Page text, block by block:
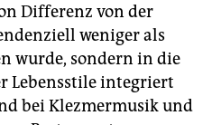
Differenz von der
weniger als
wurde, sondern in die
Lebensstile integriert
bei Klezmermusik und